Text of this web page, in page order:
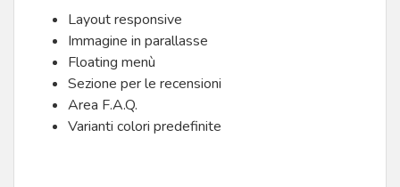
Layout responsive
Immagine in parallasse
Floating menù
Sezione per le recensioni
Area F.A.Q.
Varianti colori predefinite